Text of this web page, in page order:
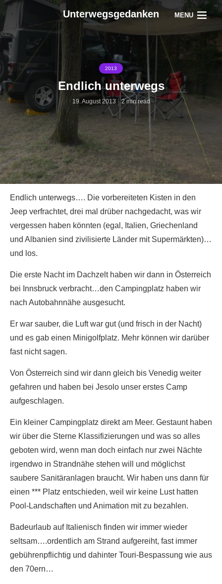
Unterwegsgedanken MENU
2013
Endlich unterwegs
19. August 2013 2 min read
Endlich unterwegs…. Die vorbereiteten Kisten in den
Jeep verfrachtet, drei mal drüber nachgedacht, was wir
vergessen haben könnten (egal, Italien, Griechenland
und Albanien sind zivilisierte Länder mit Supermärkten)…
und los.
Die erste Nacht im Dachzelt haben wir dann in Österreich
bei Innsbruck verbracht…den Campingplatz haben wir
nach Autobahnnähe ausgesucht.
Er war sauber, die Luft war gut (und frisch in der Nacht)
und es gab einen Minigolfplatz. Mehr können wir darüber
fast nicht sagen.
Von Österreich sind wir dann gleich bis Venedig weiter
gefahren und haben bei Jesolo unser erstes Camp
aufgeschlagen.
Ein kleiner Campingplatz direkt am Meer. Gestaunt haben
wir über die Sterne Klassifizierungen und was so alles
geboten wird, wenn man doch einfach nur zwei Nächte
irgendwo in Strandnähe stehen will und möglichst
saubere Sanitäranlagen braucht. Wir haben uns dann für
einen *** Platz entschieden, weil wir keine Lust hatten
Pool-Landschaften und Animation mit zu bezahlen.
Badeurlaub auf Italienisch finden wir immer wieder
seltsam….ordentlich am Strand aufgereiht, fast immer
gebührenpflichtig und dahinter Touri-Bespassung wie aus
den 70ern…